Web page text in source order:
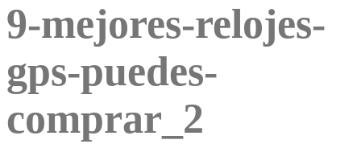
9-mejores-relojes-
gps-puedes-
comprar_2